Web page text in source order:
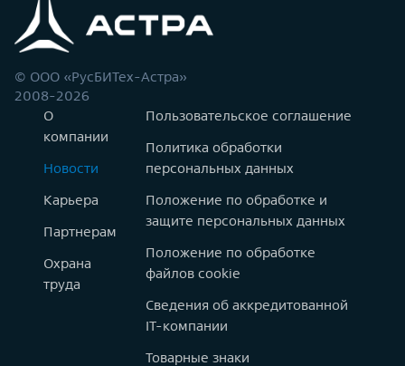
© ООО «РусБИТех-Астра»
2008-2026
О
компании
Новости
Карьера
Партнерам
Охрана
труда
Пользовательское соглашение
Политика обработки
персональных данных
Положение по обработке и
защите персональных данных
Положение по обработке
файлов cookie
Сведения об аккредитованной
IT-компании
Товарные знаки